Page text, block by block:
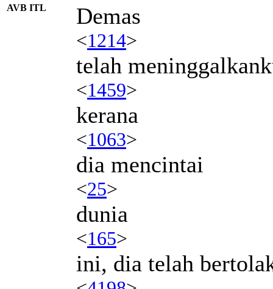
AVB ITL Demas
<1214>
telah
<1459>
kerana
<1063>
dia mencintai
<25>
dunia
<165>
ini, dia telah